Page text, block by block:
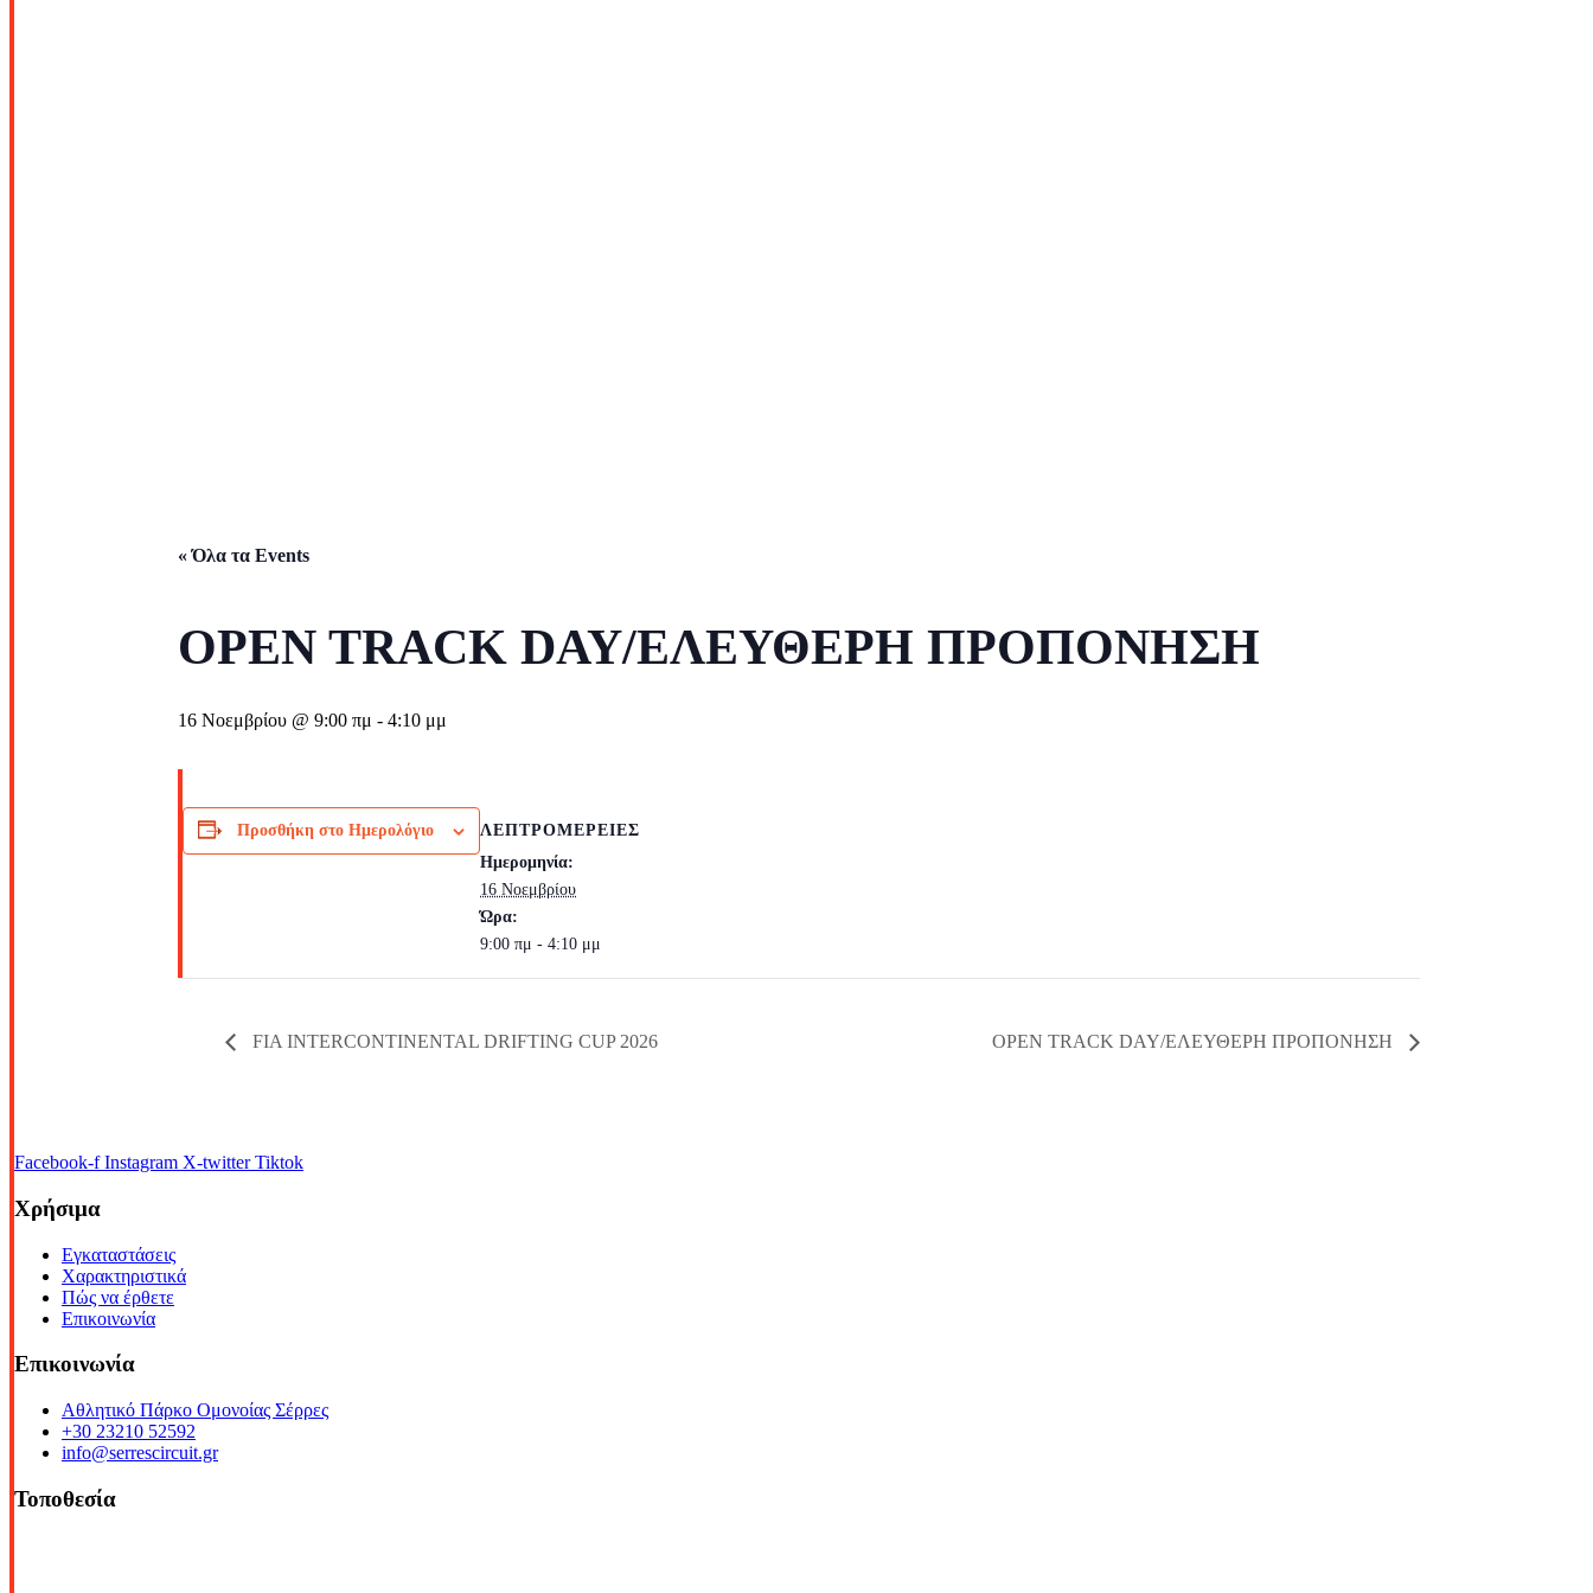
« Όλα τα Events
OPEN TRACK DAY/ΕΛΕΥΘΕΡΗ ΠΡΟΠΟΝΗΣΗ
16 Νοεμβρίου @ 9:00 πμ - 4:10 μμ
Προσθήκη στο Ημερολόγιο
ΛΕΠΤΡΟΜΈΡΕΙΕΣ
Ημερομηνία:
16 Νοεμβρίου
Ώρα:
9:00 πμ - 4:10 μμ
FIA INTERCONTINENTAL DRIFTING CUP 2026 OPEN TRACK DAY/ΕΛΕΥΘΕΡΗ ΠΡΟΠΟΝΗΣΗ
Facebook-f Instagram X-twitter Tiktok
Χρήσιμα
Εγκαταστάσεις
Χαρακτηριστικά
Πώς να έρθετε
Επικοινωνία
Επικοινωνία
Αθλητικό Πάρκο Ομονοίας Σέρρες
+30 23210 52592
info@serrescircuit.gr
Τοποθεσία